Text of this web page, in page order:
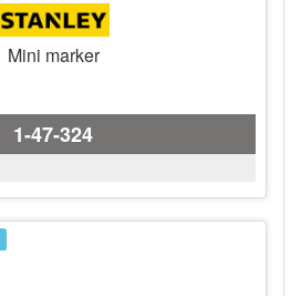
Mini marker
1-47-324